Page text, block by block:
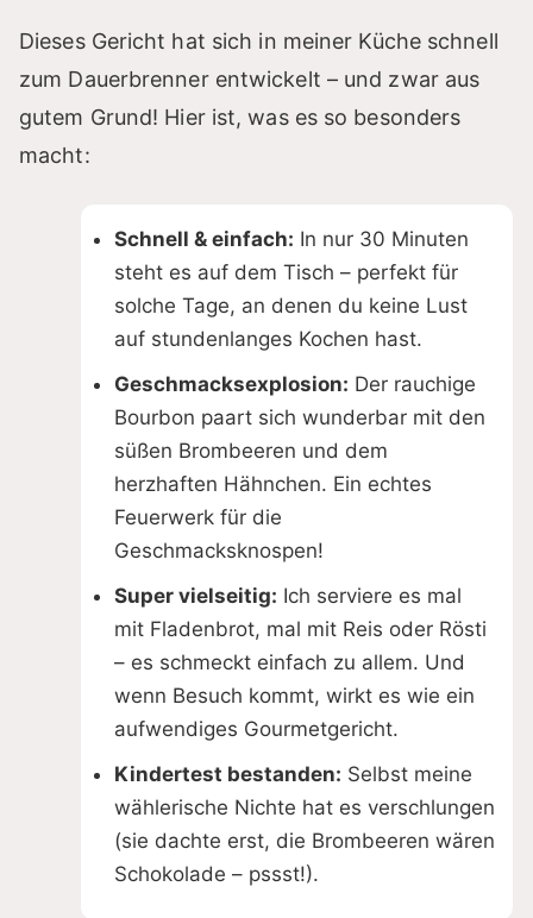
Dieses Gericht hat sich in meiner Küche schnell
zum Dauerbrenner entwickelt – und zwar aus
gutem Grund! Hier ist, was es so besonders
macht:
Schnell & einfach: In nur 30 Minuten
steht es auf dem Tisch – perfekt für
solche Tage, an denen du keine Lust
auf stundenlanges Kochen hast.
Geschmacksexplosion: Der rauchige
Bourbon paart sich wunderbar mit den
süßen Brombeeren und dem
herzhaften Hähnchen. Ein echtes
Feuerwerk für die
Geschmacksknospen!
Super vielseitig: Ich serviere es mal
mit Fladenbrot, mal mit Reis oder Rösti
– es schmeckt einfach zu allem. Und
wenn Besuch kommt, wirkt es wie ein
aufwendiges Gourmetgericht.
Kindertest bestanden: Selbst meine
wählerische Nichte hat es verschlungen
(sie dachte erst, die Brombeeren wären
Schokolade – pssst!).